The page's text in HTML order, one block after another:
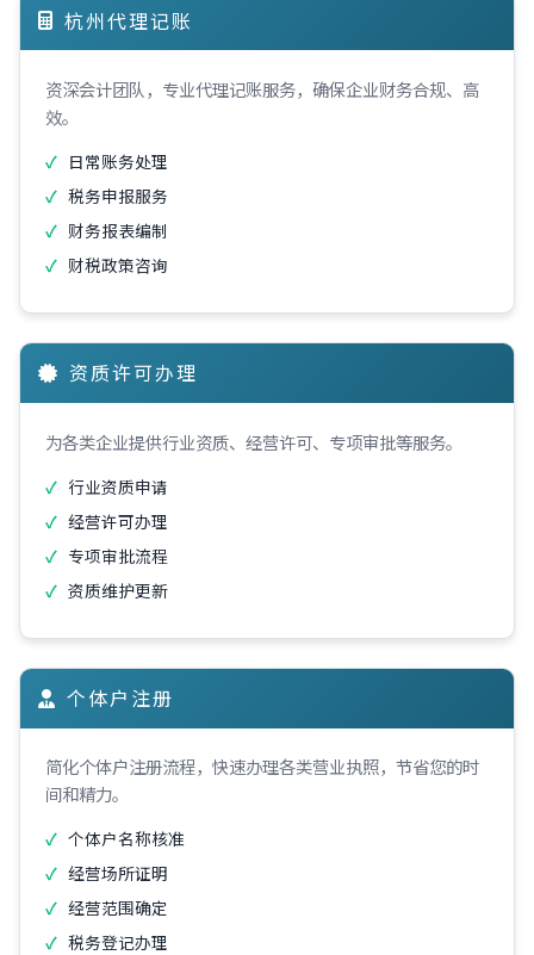
杭州代理记账
资深会计团队，专业代理记账服务，确保企业财务合规、高
效。
日常账务处理
税务申报服务
财务报表编制
财税政策咨询
资质许可办理
为各类企业提供行业资质、经营许可、专项审批等服务。
行业资质申请
经营许可办理
专项审批流程
资质维护更新
个体户注册
简化个体户注册流程，快速办理各类营业执照，节省您的时
间和精力。
个体户名称核准
经营场所证明
经营范围确定
税务登记办理